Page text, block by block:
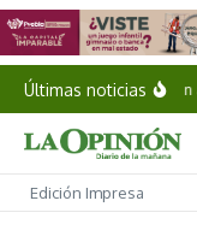
Saltar al contenido
Últimas noticiasVinculan
Edición Impresa